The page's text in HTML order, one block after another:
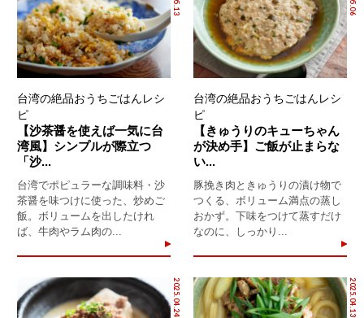
台湾の絶品おうちごはんレシ
ピ
【沙茶醤を使えば一気に台
湾風】シンプルが際立つ
「沙...
台湾でポピュラーな調味料・沙
茶醤を味つけに使った、炒めご
飯。ボリュームを出したけれ
ば、牛肉やラム肉の...
台湾の絶品おうちごはんレシ
ピ
【きゅうりのキューちゃん
が決め手】ご飯が止まらな
い...
豚挽き肉ときゅうりの漬け物で
つくる、ボリューム満点の蒸し
おかず。下味をつけて蒸すだけ
なのに、しっかり...
2025.04.24 2025.04.13